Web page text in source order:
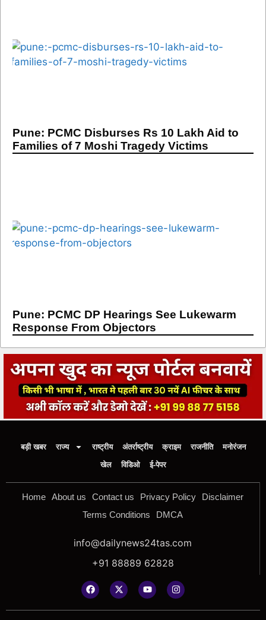
Pune: PCMC Disburses Rs 10 Lakh Aid to
Families of 7 Moshi Tragedy Victims
Pune: PCMC DP Hearings See Lukewarm
Response From Objectors
बड़ी खबर राज्य राष्ट्रीय अंतर्राष्ट्रीय क्राइम राजनीति
मनोरंजन
खेल
विडिओ ई-पेपर
Home About us Contact us Privacy Policy
Disclaimer
Terms Conditions
DMCA
info@dailynews24tas.com
+91 88889 62828